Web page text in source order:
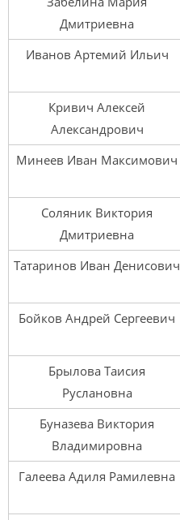
Дмитриевна
Иванов Артемий Ильич
Кривич Алексей
Александрович
Минеев Иван Максимович
Соляник Виктория
Дмитриевна
Татаринов Иван Денисович
Бойков Андрей Сергеевич
Брылова Таисия
Руслановна
Буназева Виктория
Владимировна
Галеева Адиля Рамилевна